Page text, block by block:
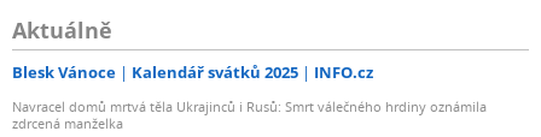
Aktuálně
Blesk Vánoce Kalendář svátků 2025 INFO.cz
Navracel domů mrtvá těla Ukrajinců i Rusů: Smrt válečného hrdiny oznámila
zdrcená manželka